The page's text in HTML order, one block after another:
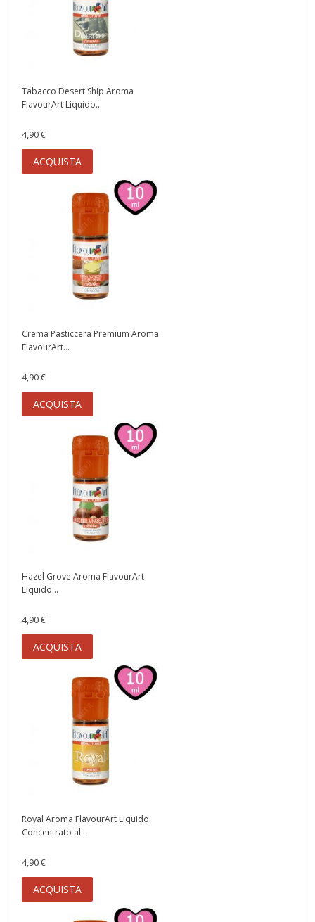
Tabacco Desert Ship Aroma
FlavourArt Liquido...
4,90 €
ACQUISTA
Crema Pasticcera Premium Aroma
FlavourArt...
4,90 €
ACQUISTA
Hazel Grove Aroma FlavourArt
Liquido...
4,90 €
ACQUISTA
Royal Aroma FlavourArt Liquido
Concentrato al...
4,90 €
ACQUISTA